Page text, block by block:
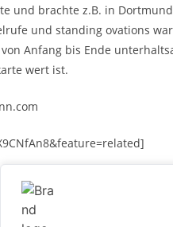
und brachte z.B. in
und standing ovations
Anfang bis Ende
wert ist.